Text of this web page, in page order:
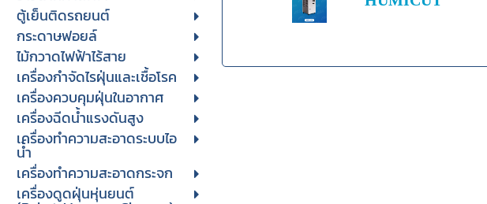
ตู้เย็นติดรถยนต์
กระดาษฟอยล์
ไม้กวาดไฟฟ้าไร้สาย
เครื่องกำจัดไรฝุ่นและเชื้อโรค
เครื่องควบคุมฝุ่นในอากาศ
เครื่องฉีดน้ำแรงดันสูง
เครื่องทำความสะอาดระบบไอ
น้ำ
เครื่องทำความสะอาดกระจก
เครื่องดูดฝุ่นหุ่นยนต์